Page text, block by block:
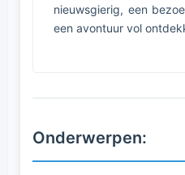
nieuwsgierig, een
een avontuur vol
Onderwerpen: